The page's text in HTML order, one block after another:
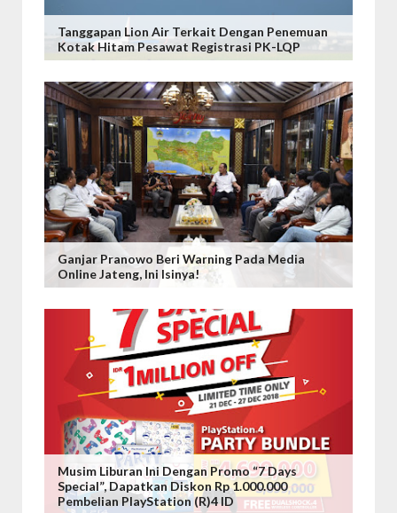
Tanggapan Lion Air Terkait Dengan Penemuan
Kotak Hitam Pesawat Registrasi PK-LQP
Ganjar Pranowo Beri Warning Pada Media
Online Jateng, Ini Isinya!
Musim Liburan Ini Dengan Promo “7 Days
Special”, Dapatkan Diskon Rp 1.000.000
Pembelian PlayStation (R)4 ID